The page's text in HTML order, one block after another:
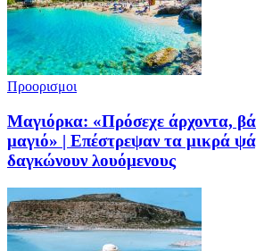
Προορισμοι
Μαγιόρκα: «Πρόσεχε άρχοντα,
μαγιό» | Επέστρεψαν τα μικρά
δαγκώνουν λουόμενους